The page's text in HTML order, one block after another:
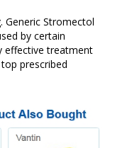
Generic Stromectol
by certain
effective treatment
prescribed